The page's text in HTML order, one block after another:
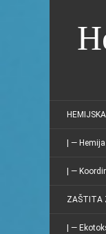
| —
| —
ZAŠTITA
| —